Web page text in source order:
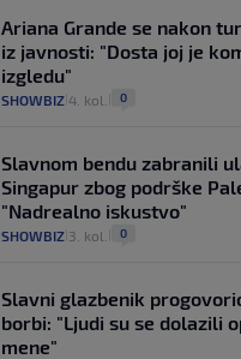
Ariana Grande se nakon
iz javnosti: "Dosta joj je
izgledu"
SHOWBIZ 4. kol. 0
Slavnom bendu zabranili
Singapur zbog podrške
"Nadrealno iskustvo"
SHOWBIZ 3. kol. 0
Slavni glazbenik
borbi: "Ljudi su se dolazili
mene"